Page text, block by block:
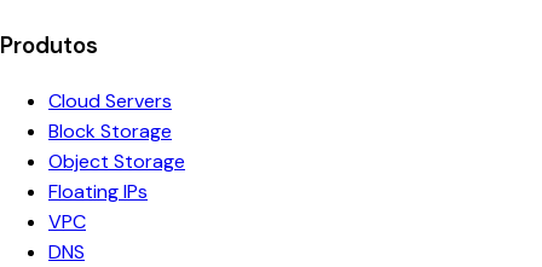
Produtos
Cloud Servers
Block Storage
Object Storage
Floating IPs
VPC
DNS